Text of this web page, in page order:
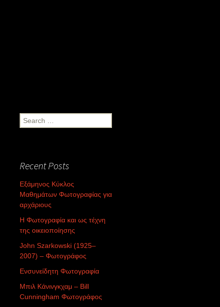
Search
for:
Recent Posts
Εξάμηνος Κύκλος
Μαθημάτων Φωτογραφίας για
αρχάριους
Η Φωτογραφία και ως τέχνη
της οικειοποίησης
John Szarkowski (1925–
2007) – Φωτογράφος
Ενσυνείδητη Φωτογραφία
Μπιλ Κάνινγκχαμ – Bill
Cunningham Φωτογράφος